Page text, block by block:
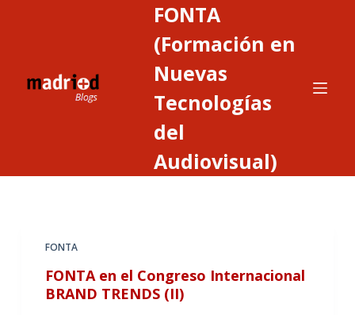
FONTA
(Formación en
Nuevas
Tecnologías
del
Audiovisual)
FONTA
FONTA en el Congreso Internacional
BRAND TRENDS (II)